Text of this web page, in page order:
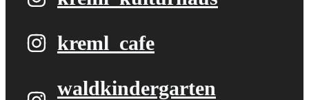
kreml_cafe
waldkindergarten​